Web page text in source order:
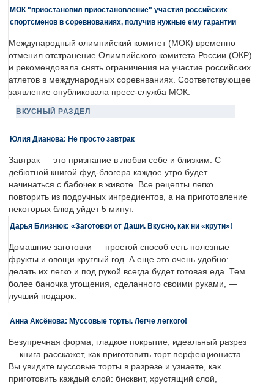
МОК "приостановил приостановление" участия российских
спортсменов в соревнованиях, получив нужные ему гарантии
Международный олимпийский комитет (МОК) временно
отменил отстранение Олимпийского комитета России (ОКР)
и рекомендовала снять ограничения на участие российских
атлетов в международных соревнваниях. Соответствующее
заявление опубликовала пресс-служба МОК.
ВКУСНЫЙ РАЗДЕЛ
Юлия Дианова: Не просто завтрак
Завтрак — это признание в любви себе и близким. С
дебютной книгой фуд-блогера каждое утро будет
начинаться с бабочек в животе. Все рецепты легко
повторить из подручных ингредиентов, а на приготовление
некоторых блюд уйдет 5 минут.
Дарья Близнюк: «Заготовки от Даши. Вкусно, как ни «крути»!
Домашние заготовки — простой способ есть полезные
фрукты и овощи круглый год. А еще это очень удобно:
делать их легко и под рукой всегда будет готовая еда. Тем
более баночка угощения, сделанного своими руками, —
лучший подарок.
Анна Аксёнова: Муссовые торты. Легче легкого!
Безупречная форма, гладкое покрытие, идеальный разрез
— книга расскажет, как приготовить торт перфекциониста.
Вы увидите муссовые торты в разрезе и узнаете, как
приготовить каждый слой: бисквит, хрустящий слой,